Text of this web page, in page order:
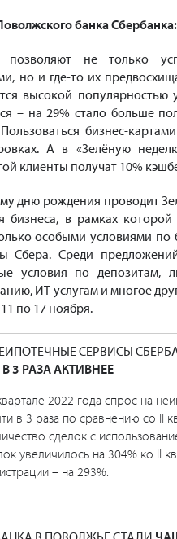
банка Сбербанка:
не только
но и где-то их
высокой
– на 29% стало больше
бизнес-
А в «Зелёную
клиенты получат 10%
дню рождения проводит
бизнеса, в рамках
особыми условиями по
Среди
условия по депозитам,
ИТ-услугам и многое
по 17 ноября.
СЕРВИСЫ
3 РАЗА АКТИВНЕЕ
2022 года спрос на
в 3 раза по сравнению со II
сделок с
увеличилось на 304% ко II
– на 293%.